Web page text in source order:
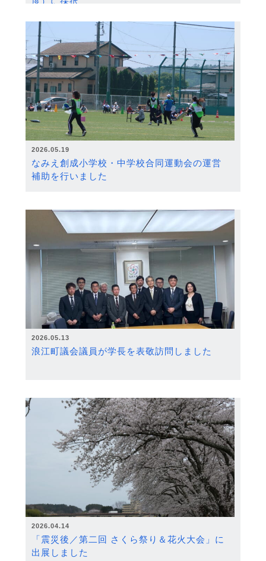
2026.05.19
なみえ創成小学校・中学校合同運動会の運営
補助を行いました
2026.05.13
浪江町議会議員が学長を表敬訪問しました
2026.04.14
「震災後／第二回 さくら祭り＆花火大会」に
出展しました